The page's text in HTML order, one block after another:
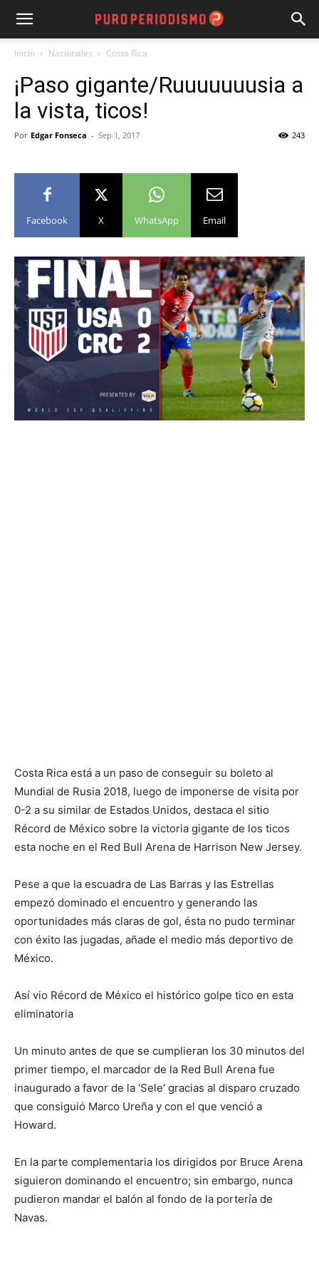
Inicio Nacionales Costa Rica
¡Paso gigante/Ruuuuuuusia a
la vista, ticos!
Por Edgar Fonseca - Sep 1, 2017 243
Facebook X WhatsApp Email
Costa Rica está a un paso de conseguir su boleto al
Mundial de Rusia 2018, luego de imponerse de visita por
0-2 a su similar de Estados Unidos, destaca el sitio
Récord de México sobre la victoria gigante de los ticos
esta noche en el Red Bull Arena de Harrison New Jersey.
Pese a que la escuadra de Las Barras y las Estrellas
empezó dominado el encuentro y generando las
oportunidades más claras de gol, ésta no pudo terminar
con éxito las jugadas, añade el medio más deportivo de
México.
Así vio Récord de México el histórico golpe tico en esta
eliminatoria
Un minuto antes de que se cumplieran los 30 minutos del
primer tiempo, el marcador de la Red Bull Arena fue
inaugurado a favor de la ‘Sele’ gracias al disparo cruzado
que consiguió Marco Ureña y con el que venció a
Howard.
En la parte complementaria los dirigidos por Bruce Arena
siguieron dominando el encuentro; sin embargo, nunca
pudieron mandar el balón al fondo de la portería de
Navas.